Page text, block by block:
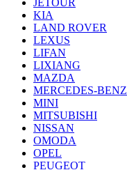
JETOUR
KIA
LAND ROVER
LEXUS
LIFAN
LIXIANG
MAZDA
MERCEDES-BENZ
MINI
MITSUBISHI
NISSAN
OMODA
OPEL
PEUGEOT